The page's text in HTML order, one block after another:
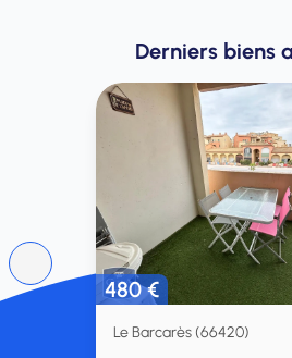
Derniers biens
480 €
Le Barcarès (66420)